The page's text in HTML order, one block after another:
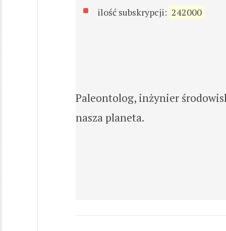
ilość subskrypcji: 242000
Paleontolog, inżynier
nasza planeta.